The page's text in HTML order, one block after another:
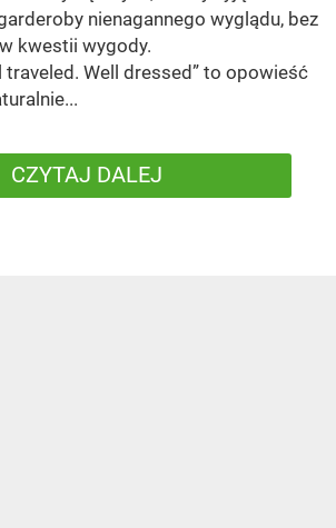
nienagannego wyglądu, bez
kwestii wygody.
traveled. Well dressed” to opowieść
CZYTAJ DALEJ